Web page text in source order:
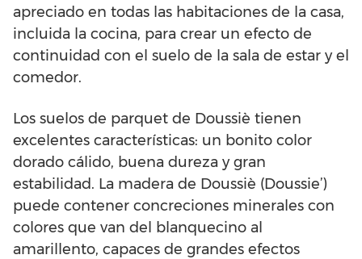
apreciado en todas las habitaciones de la casa,
incluida la cocina, para crear un efecto de
continuidad con el suelo de la sala de estar y el
comedor.
Los suelos de parquet de Doussiè tienen
excelentes características: un bonito color
dorado cálido, buena dureza y gran
estabilidad. La madera de Doussiè (Doussie’)
puede contener concreciones minerales con
colores que van del blanquecino al
amarillento, capaces de grandes efectos